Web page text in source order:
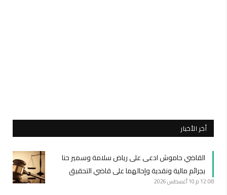
أخر الأخبار
القاضي حاموش ادعى على رياض سلامة وسمير حنا
بجرائم مالية ونقدية وإحالهما على قاضي التحقيق
12:08 م 10 أغسطس 2026